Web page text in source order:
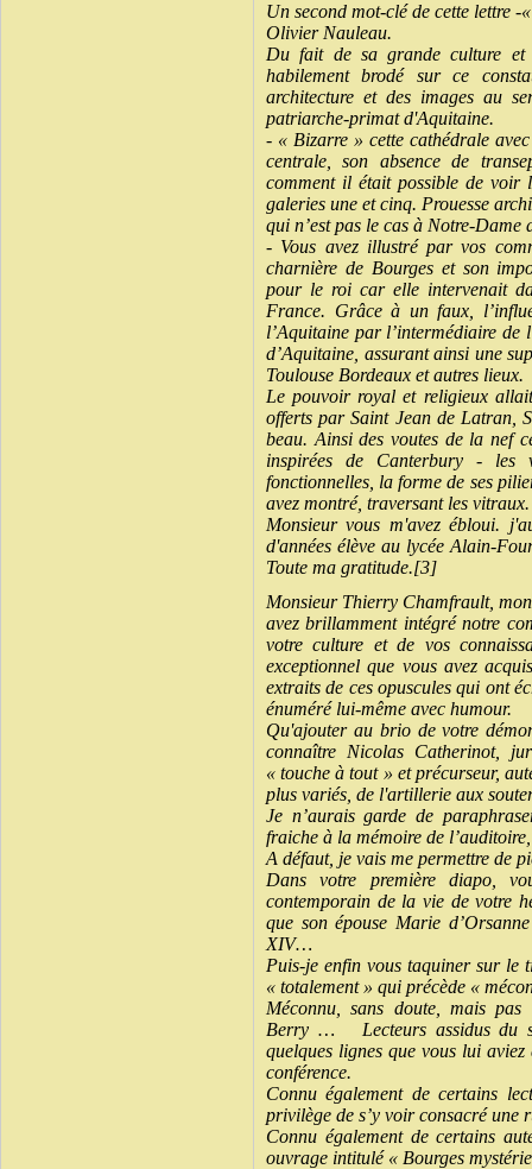
Un second mot-clé de cette lettre
Olivier Nauleau.
Du fait de sa grande culture
habilement brodé sur ce
architecture et des images au
patriarche-primat d'Aquitaine.
- « Bizarre » cette cathédrale
centrale, son absence de
comment il était possible de voir
galeries une et cinq. Prouesse
qui n’est pas le cas à Notre-
- Vous avez illustré par vos
charnière de Bourges et son
pour le roi car elle intervenait
France. Grâce à un faux,
l’Aquitaine par l’intermédiaire de
d’Aquitaine, assurant ainsi une
Toulouse Bordeaux et autres lieux.
Le pouvoir royal et religieux
offerts par Saint Jean de Latran,
beau. Ainsi des voutes de la nef
inspirées de Canterbury - les
fonctionnelles, la forme de ses
avez montré, traversant les vitraux.
Monsieur vous m'avez ébloui.
d'années élève au lycée Alain-
Toute ma gratitude.[3]
Monsieur Thierry Chamfrault,
avez brillamment intégré notre
votre culture et de vos
exceptionnel que vous avez
extraits de ces opuscules qui ont
énuméré lui-même avec humour.
Qu'ajouter au brio de votre
connaître Nicolas Catherinot,
« touche à tout » et précurseur,
plus variés, de l'artillerie aux
Je n’aurais garde de
fraiche à la mémoire de
A défaut, je vais me permettre de
Dans votre première diapo,
contemporain de la vie de votre
que son épouse Marie
XIV…
Puis-je enfin vous taquiner sur le
« totalement » qui précède «
Méconnu, sans doute, mais pas
Berry … Lecteurs assidus du
quelques lignes que vous lui
conférence.
Connu également de certains
privilège de s’y voir consacré une
Connu également de certains
ouvrage intitulé « Bourges